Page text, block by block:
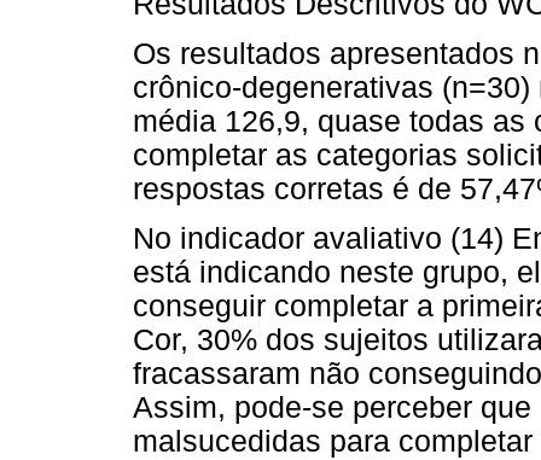
Os resultados apresentados
crônico-degenerativas
média 126,9, quase todas as
completar as categorias
respostas corretas é de
No indicador avaliativo (14)
está indicando neste grupo,
conseguir completar a
Cor, 30% dos sujeitos
fracassaram não
Assim, pode-se perceber
malsucedidas para